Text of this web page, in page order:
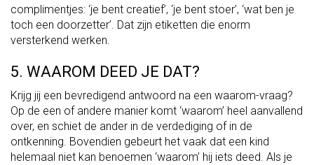
complimentjes: ‘je bent creatief’, ‘je bent stoer’, ‘wat ben je
toch een doorzetter’. Dat zijn etiketten die enorm
versterkend werken.
5. WAAROM DEED JE DAT?
Krijg jij een bevredigend antwoord na een waarom-vraag?
Op de een of andere manier komt ‘waarom’ heel aanvallend
over, en schiet de ander in de verdediging of in de
ontkenning. Bovendien gebeurt het vaak dat een kind
helemaal niet kan benoemen ‘waarom’ hij iets deed. Als je